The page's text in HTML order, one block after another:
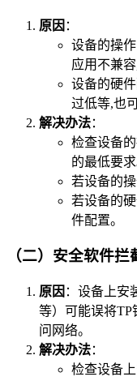
原因 ：
设备的操
应用不兼
设备的硬
过低等,也
解决办法：
检查设备
的最低要求
若设备的
若设备的
件配置。
（二）安全软件拦
原因 ：设备上安
等）可能误将
问网络。
解决办法：
检查设备